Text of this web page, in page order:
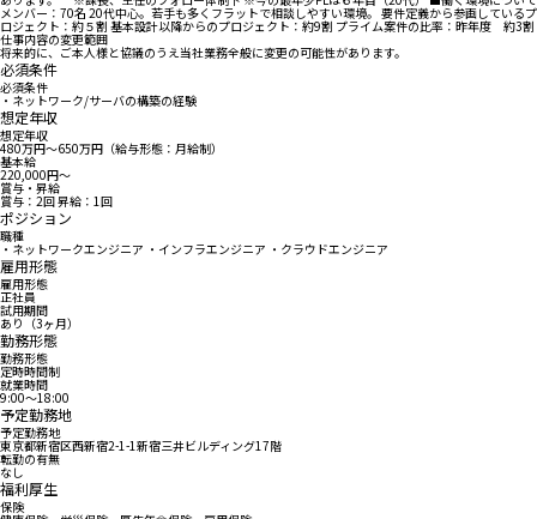
メンバー：70名 20代中心。若手も多くフラットで相談しやすい環境。 要件定義から参画しているプ
ロジェクト：約５割 基本設計以降からのプロジェクト：約9割 プライム案件の比率：昨年度 約3割
仕事内容の変更範囲
将来的に、ご本人様と協議のうえ当社業務全般に変更の可能性があります。
必須条件
必須条件
・ネットワーク/サーバの構築の経験
想定年収
想定年収
480万円〜650万円（給与形態：月給制）
基本給
220,000円〜
賞与・昇給
賞与：2回 昇給：1回
ポジション
職種
・ネットワークエンジニア ・インフラエンジニア ・クラウドエンジニア
雇用形態
雇用形態
正社員
試用期間
あり（3ヶ月）
勤務形態
勤務形態
定時時間制
就業時間
9:00〜18:00
予定勤務地
予定勤務地
東京都新宿区西新宿2-1-1新宿三井ビルディング17階
転勤の有無
なし
福利厚生
保険